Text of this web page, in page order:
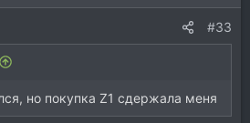
#33
но покупка Z1 сдержала меня